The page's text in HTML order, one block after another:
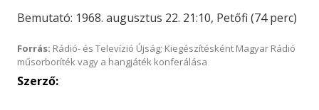
Bemutató: 1968. augusztus 22. 21:10, Petőfi (74 perc)
Forrás: Rádió- és Televízió Újság; Kiegészítésként Magyar Rádió
műsorboríték vagy a hangjáték konferálása
Szerző: